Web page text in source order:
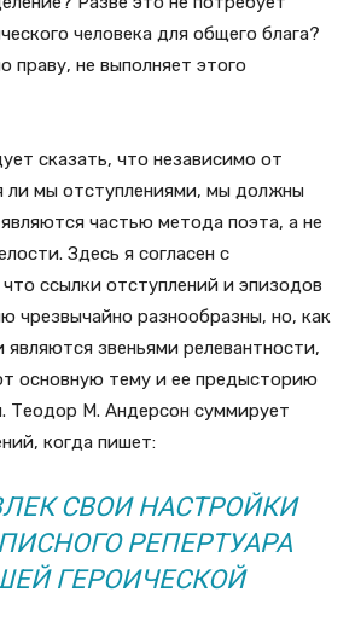
человека для общего блага?
праву, не выполняет этого
сказать, что независимо от
ли мы отступлениями, мы должны
частью метода поэта, а не
Здесь я согласен с
ссылки отступлений и эпизодов
чрезвычайно разнообразны, но, как
звеньями релевантности,
основную тему и ее предысторию
Теодор М. Андерсон суммирует
когда пишет:
СВОИ НАСТРОЙКИ
РЕПЕРТУАРА
ГЕРОИЧЕСКОЙ